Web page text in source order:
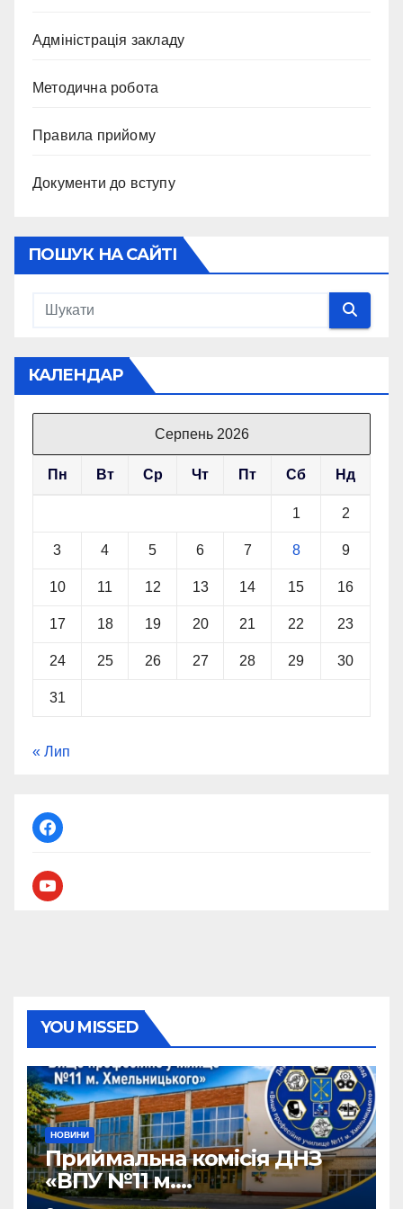
Адміністрація закладу
Методична робота
Правила прийому
Документи до вступу
ПОШУК НА САЙТІ
КАЛЕНДАР
Серпень 2026
Пн Вт Ср Чт Пт Сб Нд
1 2
3 4 5 6 7 8 9
10 11 12 13 14 15 16
17 18 19 20 21 22 23
24 25 26 27 28 29 30
31
« Лип
facebook
youtube
YOU MISSED
НОВИНИ
Приймальна комісія ДНЗ
«ВПУ №11 м.
Хмельницького» активно